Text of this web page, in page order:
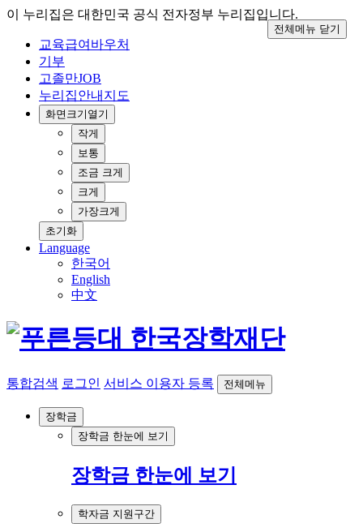
이 누리집은 대한민국 공식 전자정부 누리집입니다.
교육급여바우처
기부
고졸만JOB
누리집안내지도
화면크기 열기
작게
보통
조금 크게
크게
가장크게
초기화
Language
한국어
English
中文
통합검색 로그인 서비스 이용자 등록 전체메뉴
장학금
장학금 한눈에 보기
장학금 한눈에 보기
학자금 지원구간
전체메뉴 닫기